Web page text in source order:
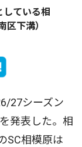
ている相
下溝）
27シーズン
発表した。相
SC相模原は